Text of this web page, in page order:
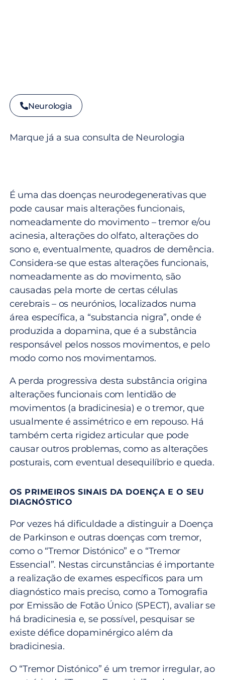
Neurologia
Marque já a sua consulta de Neurologia
É uma das doenças neurodegenerativas que
pode causar mais alterações funcionais,
nomeadamente do movimento – tremor e/ou
acinesia, alterações do olfato, alterações do
sono e, eventualmente, quadros de demência.
Considera-se que estas alterações funcionais,
nomeadamente as do movimento, são
causadas pela morte de certas células
cerebrais – os neurónios, localizados numa
área específica, a “substancia nigra”, onde é
produzida a dopamina, que é a substância
responsável pelos nossos movimentos, e pelo
modo como nos movimentamos.
A perda progressiva desta substância origina
alterações funcionais com lentidão de
movimentos (a bradicinesia) e o tremor, que
usualmente é assimétrico e em repouso. Há
também certa rigidez articular que pode
causar outros problemas, como as alterações
posturais, com eventual desequilíbrio e queda.
OS PRIMEIROS SINAIS DA DOENÇA E O SEU
DIAGNÓSTICO
Por vezes há dificuldade a distinguir a Doença
de Parkinson e outras doenças com tremor,
como o “Tremor Distónico” e o “Tremor
Essencial”. Nestas circunstâncias é importante
a realização de exames específicos para um
diagnóstico mais preciso, como a Tomografia
por Emissão de Fotão Único (SPECT), avaliar se
há bradicinesia e, se possível, pesquisar se
existe défice dopaminérgico além da
bradicinesia.
O “Tremor Distónico” é um tremor irregular, ao